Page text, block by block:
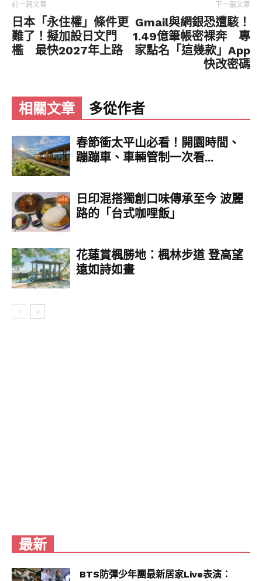
說到台北近郊漫遊，這幾年來人氣始終火燙的非象
山親山步道莫屬，其隸屬台北四獸山之一，遠觀其
形如象，因此得名。象山親山步道距離捷運象山站
僅10分鐘路程，全長約2.3公里，僅步道最開頭處稍
微陡斜，但全路段完善鋪設石階與扶手，整體來說
便旅人隨時喘口氣，對於膝關節功能較差的老人
家，建議從「北星寶宮」端進入，地勢最為平坦，
可輕鬆緩步而上，俯瞰曾獲選為米其林二星景點的
101大樓與台北盆地美景。
虎山親山步道既坐擁山林與溪谷美景，登高又能享受遼闊視野，且全程平緩好走甚至
有捷徑，對銀髮族超級友善。(大地處提供)
‧信義區／虎山親山步道
預估漫遊時間：約2小時
同樣位於信義區、隸屬於四獸山之一，虎山親山步
道比起象山親山步道，又更加平緩好走一些，同時
劍潭山親山步道保留了原生森林林相，因此綠蔭濃密且動植物生態豐富。(台北市大
前一篇文章
日本「永住權」條件更
難了！擬加設日文門
檻 最快2027年上路
下一篇文章
Gmail與網銀恐遭駭！
1.49億筆帳密裸奔 專
家點名「這幾款」App
快改密碼
相關文章 多從作者
春節衝太平山必看！開園時間、
蹦蹦車、車輛管制一次看...
日印混搭獨創口味傳承至今 波麗
路的「台式咖哩飯」
花蓮賞楓勝地：楓林步道 登高望
遠如詩如畫
最新
BTS防彈少年團最新居家Live表演：